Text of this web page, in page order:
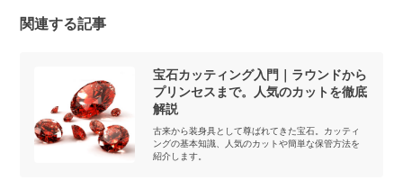
関連する記事
宝石カッティング入門｜ラウンドから
プリンセスまで。人気のカットを徹底
解説
古来から装身具として尊ばれてきた宝石。カッティ
ングの基本知識、人気のカットや簡単な保管方法を
紹介します。